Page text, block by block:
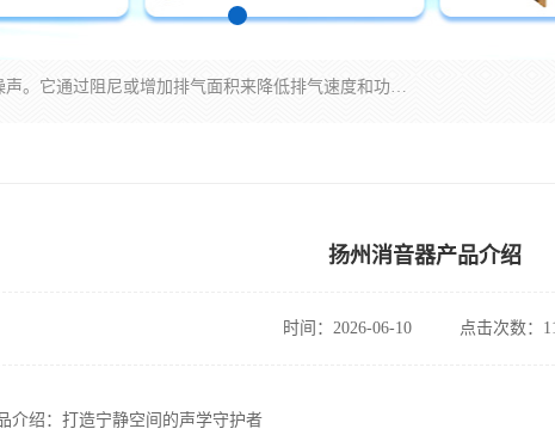
消音器主要用于降低机械设备或枪械等产生的噪声。它通过阻尼或增加排气面积来降低排气速度和功率，从而降低噪声。常见的消音器类型包括阻性消声器、抗性消声器、共振消声器以及阻抗复合式消声器等。这些消音器各有特点，适用于不同频率的噪声消除。
扬州消音器产品介绍
时间：2026-06-10 点击次数：
介绍：打造宁静空间的声学守护者